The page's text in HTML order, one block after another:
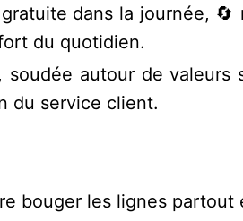
dans la journée,
du quotidien.
autour de
du service client.
bouger les lignes partout